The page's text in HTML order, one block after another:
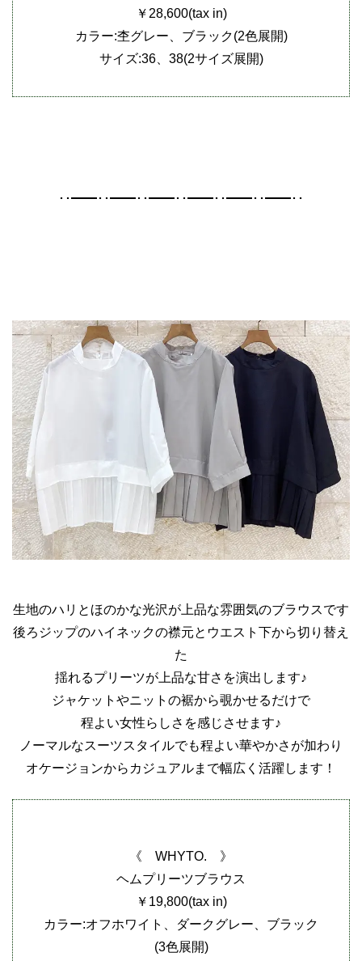
￥28,600(tax in)
カラー:杢グレー、ブラック(2色展開)
サイズ:36、38(2サイズ展開)
･･━━･･━━･･━━･･━━･･━━･･━━･･
生地のハリとほのかな光沢が上品な雰囲気のブラウスです
後ろジップのハイネックの襟元とウエスト下から切り替え
た
揺れるプリーツが上品な甘さを演出します♪
ジャケットやニットの裾から覗かせるだけで
程よい女性らしさを感じさせます♪
ノーマルなスーツスタイルでも程よい華やかさが加わり
オケージョンからカジュアルまで幅広く活躍します！
《 WHYTO. 》
ヘムプリーツブラウス
￥19,800(tax in)
カラー:オフホワイト、ダークグレー、ブラック
(3色展開)